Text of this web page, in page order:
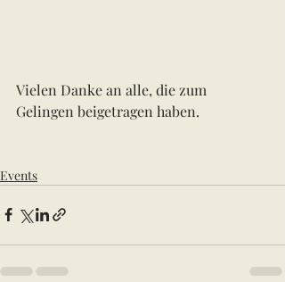
Vielen Danke an alle, die zum
Gelingen beigetragen haben.
Events